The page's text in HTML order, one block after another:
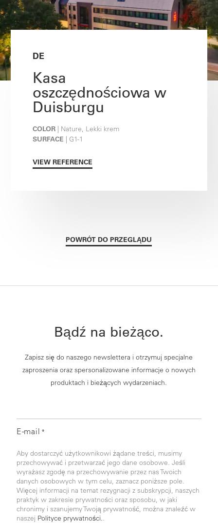
DE
Kasa
oszczędnościowa w
Duisburgu
COLOR | Nature, Lekki krem
SURFACE | G1-1
VIEW REFERENCE
POWRÓT DO PRZEGLĄDU
Bądź na bieżąco.
Zapisz się do naszego newslettera i otrzymuj specjalne
zaproszenia oraz spersonalizowane informacje o nowych
produktach i bieżących wydarzeniach.
E-mail *
Aby dostarczyć użytkownikowi żądane treści, musimy
przechowywać i przetwarzać jego dane osobowe. Jeśli
wyrażasz zgodę na przechowywanie przez nas Twoich
danych osobowych w tym celu, zaznacz poniższe pole.
Więcej informacji na temat rezygnacji z subskrypcji, naszych
praktyk w zakresie prywatności oraz sposobu, w jaki
chronimy i szanujemy Twoją prywatność, można znaleźć w
naszej Polityce prywatności..